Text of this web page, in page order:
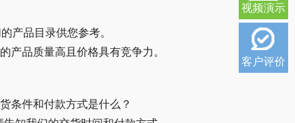
品目录供您参考。
品质量高且价格具有竞争力。
件和付款方式是什么？
视频演示
客户评价